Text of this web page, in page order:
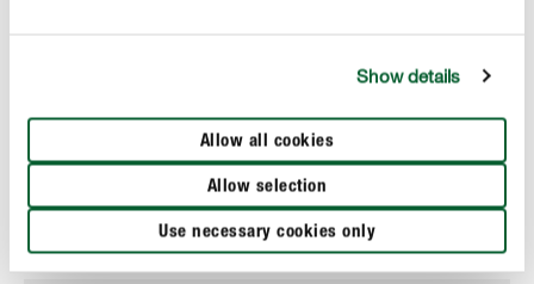
Show details
Allow all cookies
Allow selection
Use necessary cookies only
DES QUESTIONS ? DEMANDEZ-NOUS !
Ces sujets pourraient aussi vous intéresser